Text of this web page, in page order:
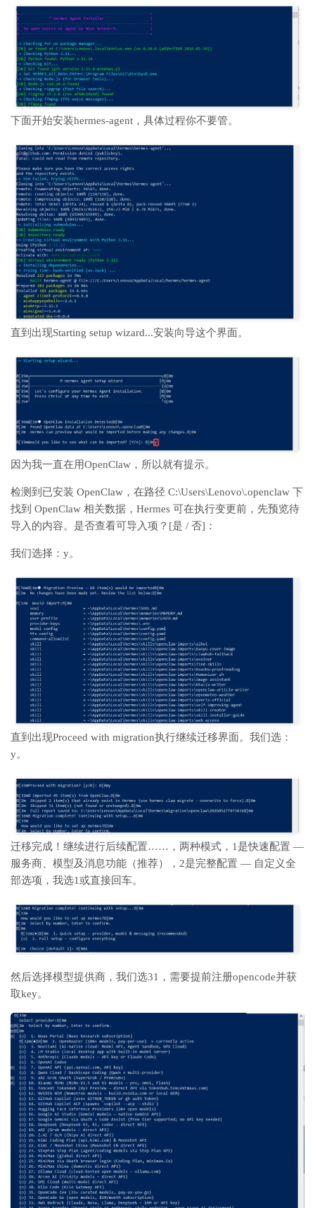
下面开始安装hermes-agent，具体过程你不要管。
直到出现Starting setup wizard...安装向导这个界面。
因为我一直在用OpenClaw，所以就有提示。
检测到已安装 OpenClaw，在路径 C:\Users\Lenovo\.openclaw 下
找到 OpenClaw 相关数据，Hermes 可在执行变更前，先预览待
导入的内容。是否查看可导入项？[是 / 否]：
我们选择：y。
直到出现Proceed with migration执行继续迁移界面。我们选：
y。
迁移完成！继续进行后续配置……，两种模式，1是快速配置 —
服务商、模型及消息功能（推荐），2是完整配置 — 自定义全
部选项，我选1或直接回车。
然后选择模型提供商，我们选31，需要提前注册opencode并获
取key。